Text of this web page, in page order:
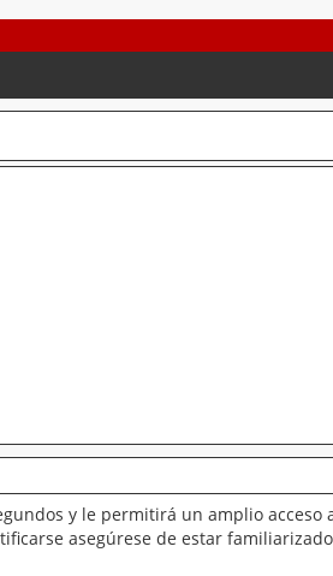
y le permitirá un amplio
asegúrese de estar